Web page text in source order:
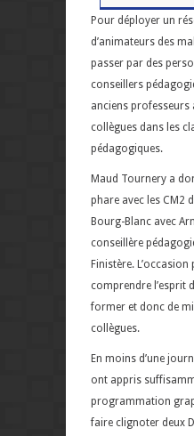
Pour déployer un
d’animateurs des
passer par des
conseillers
anciens
collègues dans les
pédagogiques.
Maud Tournery a
phare avec les CM2
Bourg-Blanc avec
conseillère
Finistère.
comprendre l’esprit
former et donc de
collègues.
En moins d’une
ont appris
programmation
faire clignoter deux